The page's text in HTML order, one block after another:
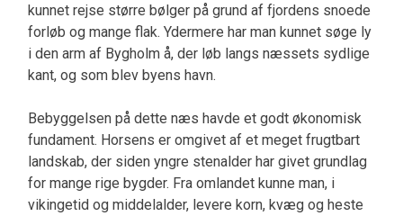
kunnet rejse større bølger på grund af fjordens snoede
forløb og mange flak. Ydermere har man kunnet søge ly
i den arm af Bygholm å, der løb langs næssets sydlige
kant, og som blev byens havn.
Bebyggelsen på dette næs havde et godt økonomisk
fundament. Horsens er omgivet af et meget frugtbart
landskab, der siden yngre stenalder har givet grundlag
for mange rige bygder. Fra omlandet kunne man, i
vikingetid og middelalder, levere korn, kvæg og heste